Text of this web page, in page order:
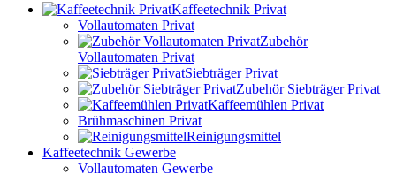
Kaffeetechnik Privat
Vollautomaten Privat
Zubehör
Vollautomaten Privat
Siebträger Privat
Zubehör Siebträger Privat
Kaffeemühlen Privat
Brühmaschinen Privat
Reinigungsmittel
Kaffeetechnik Gewerbe
Vollautomaten Gewerbe